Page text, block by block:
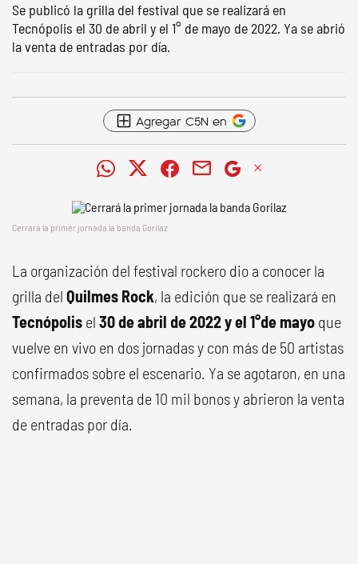
Se publicó la grilla del festival que se realizará en
Tecnópolis el 30 de abril y el 1° de mayo de 2022. Ya se abrió
la venta de entradas por día.
Agregar C5N en
Cerrará la primer jornada la banda Gorilaz
La organización del festival rockero dio a conocer la
grilla del Quilmes Rock, la edición que se realizará en
Tecnópolis el 30 de abril de 2022 y el 1°de mayo que
vuelve en vivo en dos jornadas y con más de 50 artistas
confirmados sobre el escenario. Ya se agotaron, en una
semana, la preventa de 10 mil bonos y abrieron la venta
de entradas por día.